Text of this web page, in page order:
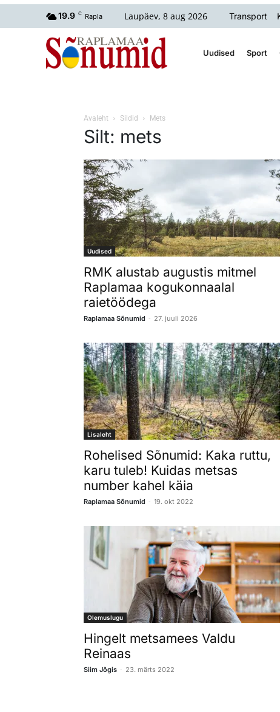
19.9 C Rapla Laupäev, 8 aug 2026 Transport
Uudised Sport
Avaleht Sildid Mets
Silt: mets
Uudised
RMK alustab augustis mitmel
Raplamaa kogukonnaalal
raietöödega
Raplamaa Sõnumid - 27. juuli 2026
Lisaleht
Rohelised Sõnumid: Kaka ruttu,
karu tuleb! Kuidas metsas
number kahel käia
Raplamaa Sõnumid - 19. okt 2022
Olemuslugu
Hingelt metsamees Valdu
Reinaas
Siim Jõgis - 23. märts 2022